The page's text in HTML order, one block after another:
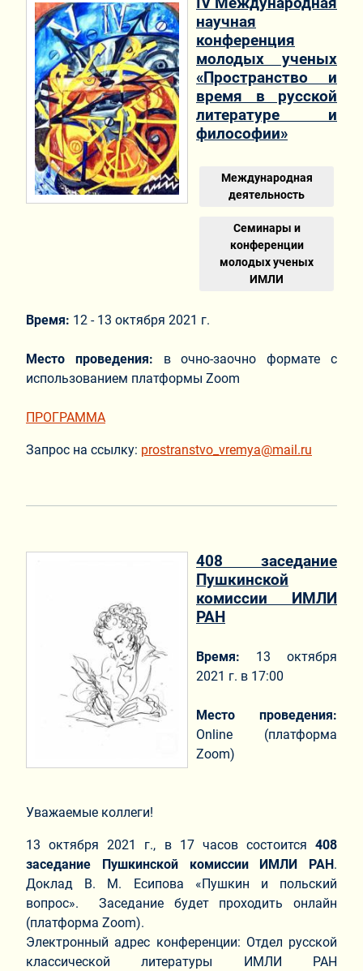
научная
конференция
молодых ученых
«Пространство и
время в русской
литературе и
философии»
Международная
деятельность
Семинары и
конференции
молодых ученых
ИМЛИ
Время: 12 - 13 октября 2021 г.
Место проведения:
в очно-заочно формате с
использованием платформы Zoom
ПРОГРАММА
Запрос на ссылку: prostranstvo_vremya@mail.ru
408 заседание
Пушкинской
комиссии ИМЛИ
РАН
Время:
13 октября
2021 г. в 17:00
Место проведения:
Online (платформа
Zoom)
Уважаемые коллеги!
13 октября 2021 г., в 17 часов состоится 408
заседание Пушкинской комиссии ИМЛИ РАН.
Доклад В. М. Есипова «Пушкин и польский
вопрос». Заседание будет проходить онлайн
(платформа Zoom).
Электронный адрес конференции: Отдел русской
классической литературы ИМЛИ РАН